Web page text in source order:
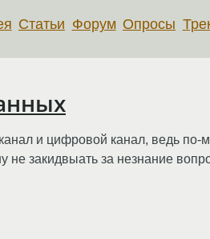
Статьи Форум Опросы
и цифровой канал, ведь
закидвыать за незнание